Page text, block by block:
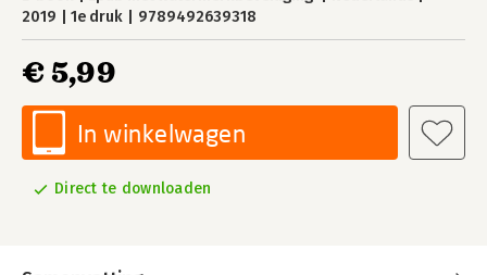
2019
1e druk 9789492639318
€ 5,99
In winkelwagen
Direct te downloaden